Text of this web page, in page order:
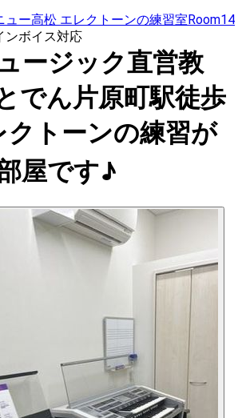
ュー高松 エレクトーンの練習室Room14
ンボイス対応
ージック直営教
でん片原町駅徒歩
クトーンの練習が
屋です♪